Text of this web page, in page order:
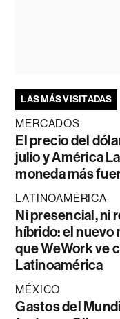
LAS MÁS VISITADAS
MERCADOS
El precio del
julio y América
moneda más
LATINOAMÉRICA
Ni presencial, ni
híbrido: el nuevo
que WeWork ve
Latinoamérica
MÉXICO
Gastos del